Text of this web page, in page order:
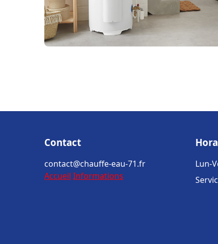
Contact
contact@chauffe-eau-71.fr
Accueil Informations
Lun-